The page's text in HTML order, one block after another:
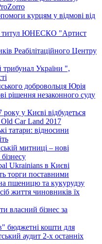
курцям у відмові від
титул ЮНЕСКО "Артист
Реабілітаційного Центру
України ",
добровольця Юрія
рішення незаконного суду
у Києві відбудеться
Old Car Land 2017
татари: відносини
митниці – нові
Ukrainians в Києві
торги поставними
пшеницю та кукурудзу
життя чиновників їх
власний бізнес за
бюджетні кошти для
аудит 2-х останніх